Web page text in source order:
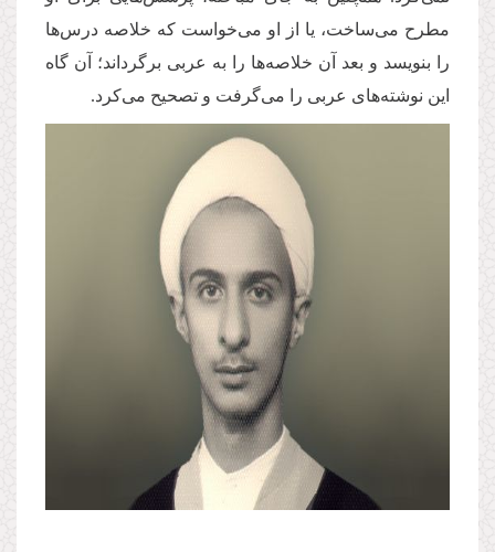
مطرح مى‌ساخت، یا از او مى‌خواست كه خلاصه درس‌ها
را بنویسد و بعد آن خلاصه‌ها را به عربى برگرداند؛ آن گاه
این نوشته‌هاى عربى را مى‌گرفت و تصحیح مى‌كرد.